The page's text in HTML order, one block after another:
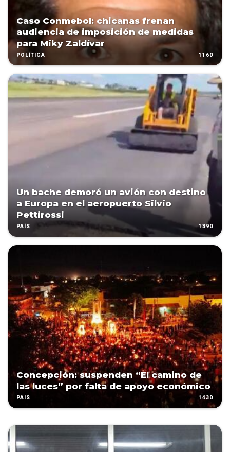
Caso Conmebol: chicanas frenan
audiencia de imposición de medidas
para Miky Zaldívar
POLÍTICA 116D
Un bache demoró un avión con destino
a Europa en el aeropuerto Silvio
Pettirossi
PAÍS 139D
Concepción: suspenden “El camino de
las luces” por falta de apoyo económico
PAÍS 143D